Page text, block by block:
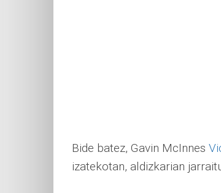
Bide batez, Gavin McInnes
izatekotan, aldizkarian